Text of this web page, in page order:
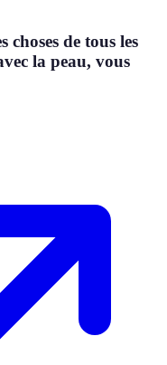
de tous les
la peau, vous